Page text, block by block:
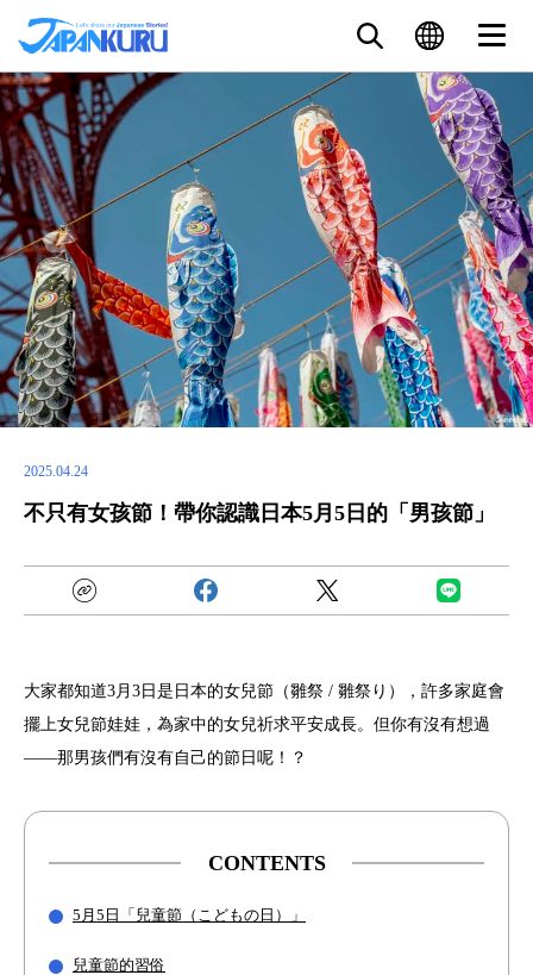
2025.04.24
不只有女孩節！帶你認識日本5月5日的「男孩節」
大家都知道3月3日是日本的女兒節（雛祭 / 雛祭り），許多家庭會
擺上女兒節娃娃，為家中的女兒祈求平安成長。但你有沒有想過
——那男孩們有沒有自己的節日呢！？
CONTENTS
5月5日「兒童節（こどもの日）」
兒童節的習俗